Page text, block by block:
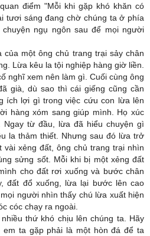
điểm "Mỗi khi gặp khó khăn có
tươi sáng đang chờ chúng ta ở phía
ngụ ngôn sau để mọi người
của một ông chủ trang trại sảy chân
Lừa kêu la tội nghiệp hàng giờ liền.
nghĩ xem nên làm gì. Cuối cùng ông
già, dù sao thì cái giếng cũng cần
ích lợi gì trong việc cứu con lừa lên
hàng xóm sang giúp mình. Họ xúc
Ngay từ đầu, lừa đã hiểu chuyện gì
la thảm thiết. Nhưng sau đó lừa trở
vài xẻng đất, ông chủ trang trại nhìn
sửng sốt. Mỗi khi bị một xẻng đất
cho đất rơi xuống và bước chân
đất đổ xuống, lừa lại bước lên cao
người nhìn thấy chú lừa xuất hiện
cóc chạy ra ngoài.
thứ khó chịu lên chúng ta. Hãy
em ta gặp phải là một hòn đá để ta